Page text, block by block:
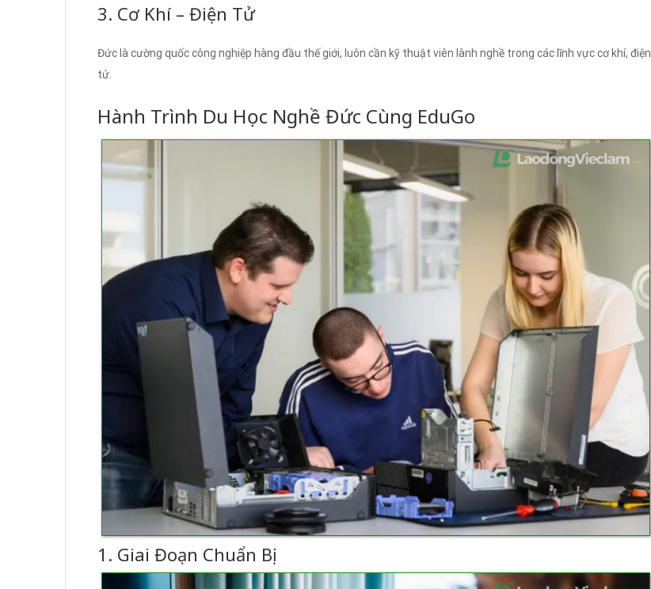
3. Cơ Khí – Điện Tử
Đức là cường quốc công nghiệp hàng đầu thế giới, luôn cần kỹ thuật viên lành nghề trong các lĩnh vực cơ khí, điện
tử.
Hành Trình Du Học Nghề Đức Cùng EduGo
1. Giai Đoạn Chuẩn Bị